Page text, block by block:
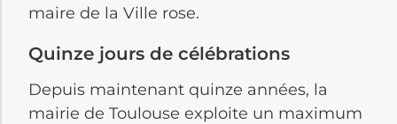
maire de la Ville rose.
Quinze jours de célébrations
Depuis maintenant quinze années, la
mairie de Toulouse exploite un maximum